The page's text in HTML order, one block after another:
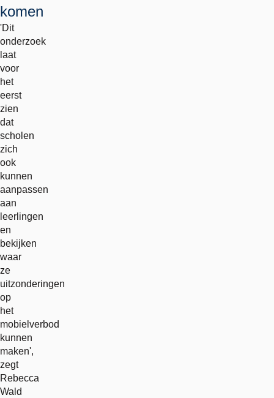
komen
'Dit
onderzoek
laat
voor
het
eerst
zien
dat
scholen
zich
ook
kunnen
aanpassen
aan
leerlingen
en
bekijken
waar
ze
uitzonderingen
op
het
mobielverbod
kunnen
maken',
zegt
Rebecca
Wald